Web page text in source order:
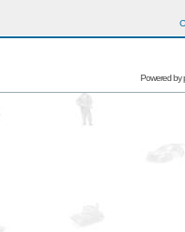
Powered by